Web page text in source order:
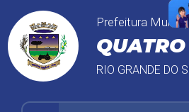
Prefeitura
RIO GRANDE DO